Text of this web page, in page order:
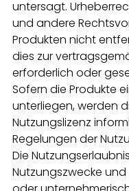
untersagt.
und andere
Produkten nicht
dies zur
erforderlich oder
Sofern die Produkte
unterliegen, werden
Nutzungslizenz
Regelungen der
Die
Nutzungszwecke